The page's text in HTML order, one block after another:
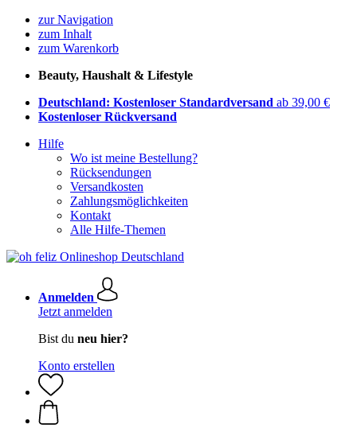
zur Navigation
zum Inhalt
zum Warenkorb
Beauty, Haushalt & Lifestyle
Deutschland: Kostenloser Standardversand ab 39,00 €
Kostenloser Rückversand
Hilfe
Wo ist meine Bestellung?
Rücksendungen
Versandkosten
Zahlungsmöglichkeiten
Kontakt
Alle Hilfe-Themen
Anmelden
Jetzt anmelden
Bist du neu hier?
Konto erstellen